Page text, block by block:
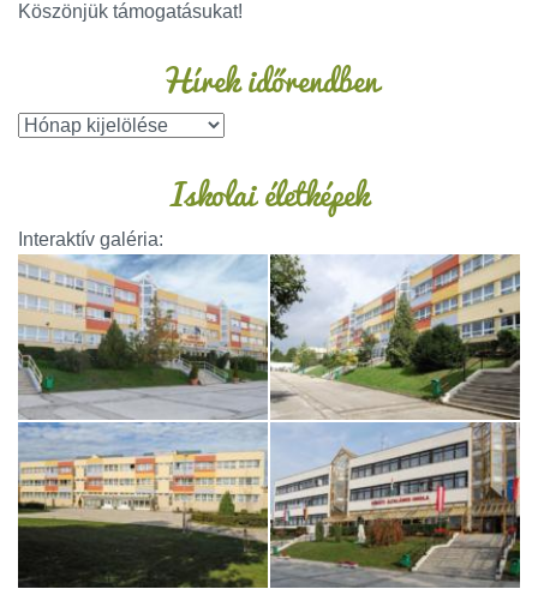
Köszönjük támogatásukat!
Hírek időrendben
Iskolai életképek
Interaktív galéria: